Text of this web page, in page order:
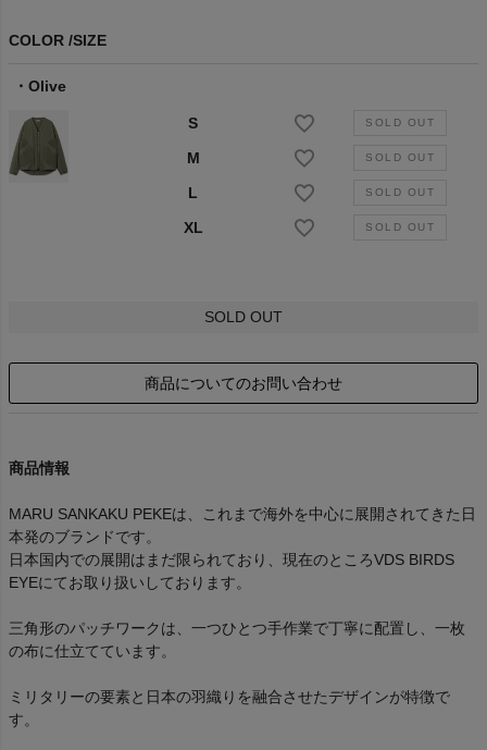
COLOR SIZE
Olive
S
M
L
XL
SOLD OUT
商品についてのお問い合わせ
商品情報
MARU SANKAKU PEKEは、これまで海外を中心に展開されてきた日
本発のブランドです。
日本国内での展開はまだ限られており、現在のところVDS BIRDS
EYEにてお取り扱いしております。
三角形のパッチワークは、一つひとつ手作業で丁寧に配置し、一枚
の布に仕立てています。
ミリタリーの要素と日本の羽織りを融合させたデザインが特徴で
す。